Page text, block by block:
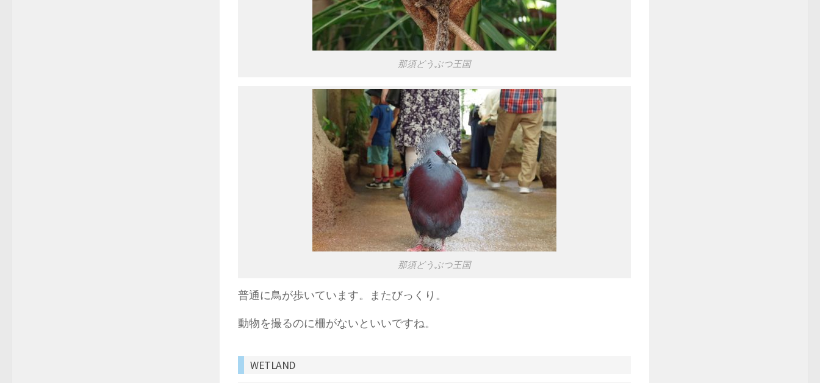
那須どうぶつ王国
那須どうぶつ王国
普通に鳥が歩いています。またびっくり。
動物を撮るのに柵がないといいですね。
WETLAND